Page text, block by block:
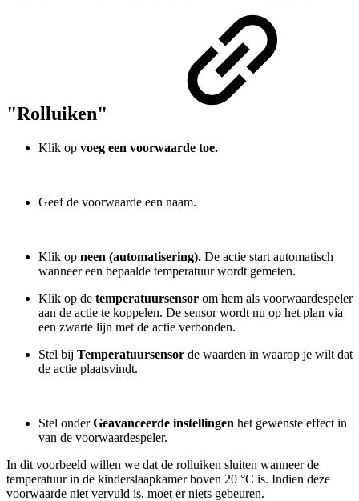
"Rolluiken"
Klik op voeg een voorwaarde toe.
Geef de voorwaarde een naam.
Klik op neen (automatisering). De actie start automatisch
wanneer een bepaalde temperatuur wordt gemeten.
Klik op de temperatuursensor om hem als voorwaardespeler
aan de actie te koppelen. De sensor wordt nu op het plan via
een zwarte lijn met de actie verbonden.
Stel bij Temperatuursensor de waarden in waarop je wilt dat
de actie plaatsvindt.
Stel onderGeavanceerde instellingen het gewenste effect in
van de voorwaardespeler.
In dit voorbeeld willen we dat de rolluiken sluiten wanneer de
temperatuur in de kinderslaapkamer boven 20 °C is. Indien deze
voorwaarde niet vervuld is, moet er niets gebeuren.